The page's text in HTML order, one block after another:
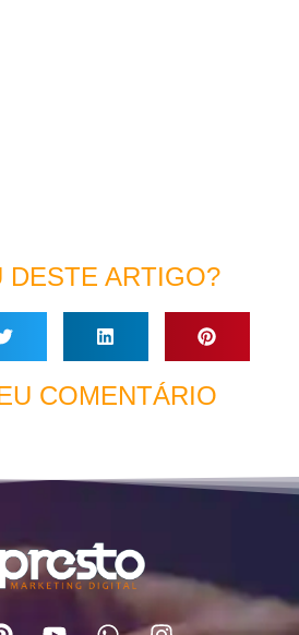
DESTE ARTIGO?
COMENTÁRIO